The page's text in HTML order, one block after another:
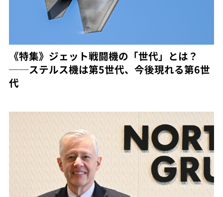
《特集》ジェット戦闘機の「世代」とは？
──ステルス機は第5世代、今後現れる第6世
代